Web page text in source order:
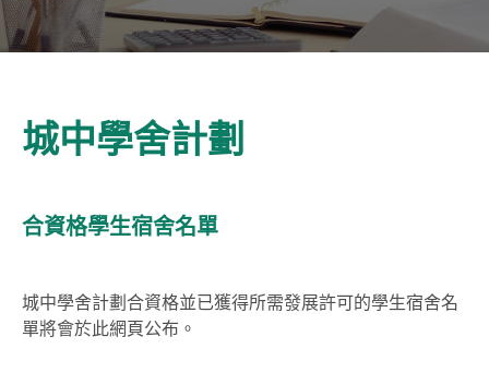
城中學舍計劃
合資格學生宿舍名單
城中學舍計劃合資格並已獲得所需發展許可的學生宿舍名
單將會於此網頁公布。